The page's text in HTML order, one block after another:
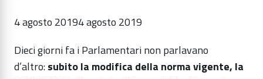
4 agosto 20194 agosto 2019
Dieci giorni fa i Parlamentari non parlavano
d’altro:subito la modifica della norma vigente, la